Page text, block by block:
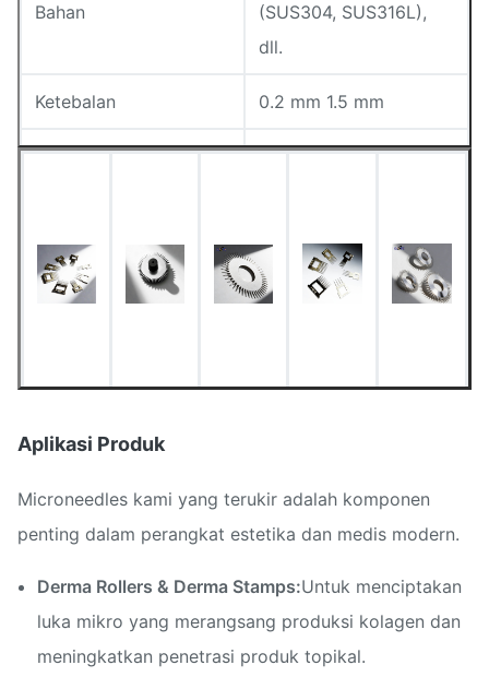
Bahan
(SUS304, SUS316L),
dll.
Ketebalan 0.2 mm 1.5 mm
Disesuaikan (Dirancang
Diameter ujung jarum
< 0,01 mm (Ultra-
tajam)
Toleransi Dimensi ± 0,01 mm
Kondisi permukaan
Aplikasi Produk
Microneedles kami yang terukir adalah komponen
penting dalam perangkat estetika dan medis modern.
Derma Rollers & Derma Stamps:Untuk menciptakan
luka mikro yang merangsang produksi kolagen dan
meningkatkan penetrasi produk topikal.